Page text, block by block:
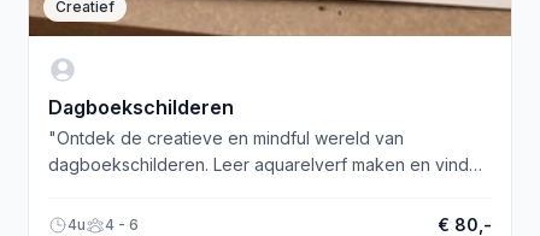
Creatief
Dagboekschilderen
"Ontdek de creatieve en mindful wereld van
dagboekschilderen. Leer aquarelverf maken en vind
4u 4 - 6 € 80,-